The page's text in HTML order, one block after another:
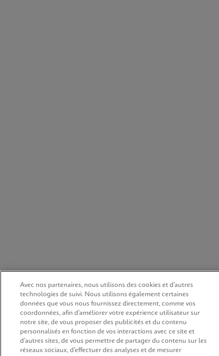
Avec nos partenaires, nous utilisons des cookies et d’autres
technologies de suivi. Nous utilisons également certaines
données que vous nous fournissez directement, comme vos
coordonnées, afin d’améliorer votre expérience utilisateur sur
notre site, de vous proposer des publicités et du contenu
personnalisés en fonction de vos interactions avec ce site et
d’autres sites, de vous permettre de partager du contenu sur les
réseaux sociaux, d’effectuer des analyses et de mesurer